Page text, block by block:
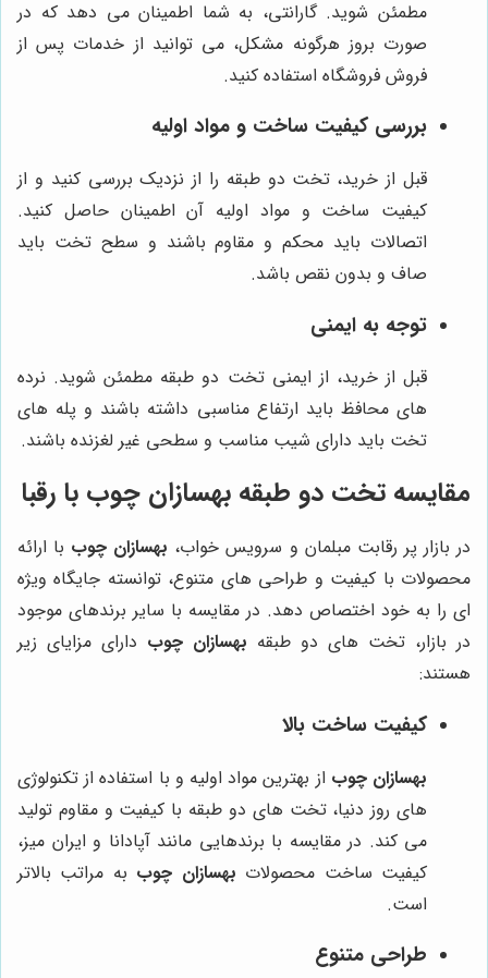
مطمئن شوید. گارانتی، به شما اطمینان می دهد که در
صورت بروز هرگونه مشکل، می توانید از خدمات پس از
فروش فروشگاه استفاده کنید.
بررسی کیفیت ساخت و مواد اولیه
قبل از خرید، تخت دو طبقه را از نزدیک بررسی کنید و از
کیفیت ساخت و مواد اولیه آن اطمینان حاصل کنید.
اتصالات باید محکم و مقاوم باشند و سطح تخت باید
صاف و بدون نقص باشد.
توجه به ایمنی
قبل از خرید، از ایمنی تخت دو طبقه مطمئن شوید. نرده
های محافظ باید ارتفاع مناسبی داشته باشند و پله های
تخت باید دارای شیب مناسب و سطحی غیر لغزنده باشند.
مقایسه تخت دو طبقه بهسازان چوب با رقبا
در بازار پر رقابت مبلمان و سرویس خواب، بهسازان چوب با ارائه
محصولات با کیفیت و طراحی های متنوع، توانسته جایگاه ویژه
ای را به خود اختصاص دهد. در مقایسه با سایر برندهای موجود
در بازار، تخت های دو طبقه بهسازان چوب دارای مزایای زیر
هستند:
کیفیت ساخت بالا
بهسازان چوب از بهترین مواد اولیه و با استفاده از تکنولوژی
های روز دنیا، تخت های دو طبقه با کیفیت و مقاوم تولید
می کند. در مقایسه با برندهایی مانند آپادانا و ایران میز،
کیفیت ساخت محصولات بهسازان چوب به مراتب بالاتر
است.
طراحی متنوع